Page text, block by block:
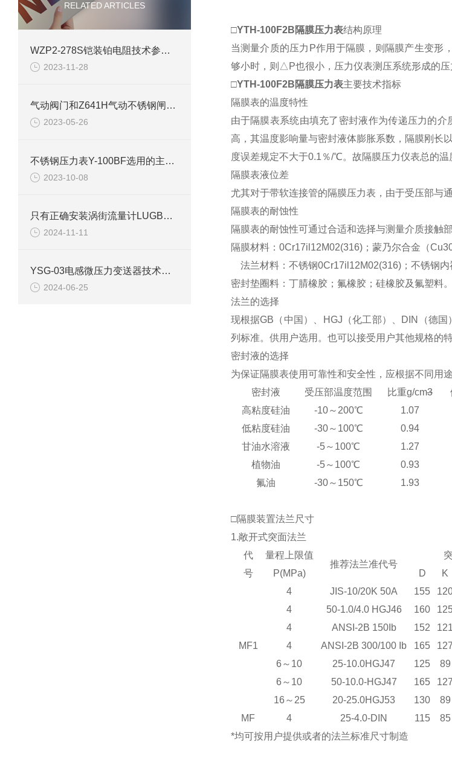
RELATED ARTICLES
WZP2-278S铠装铂电阻技术参数介绍
2023-11-28
气动阀门和Z641H气动不锈钢闸阀的定义
2023-05-26
不锈钢压力表Y-100BF选用的主要依据
2023-10-08
只有正确安装涡街流量计LUGB才能得到效果
2024-11-11
YSG-03电感微压力变送器技术参数
2024-06-25
□YTH-100F2B隔膜压力表结构原理
当测量介质的压力P作用于隔膜，则隔膜产生变
够小时，则△P也很小，压力仪表测压系统形成的压
□YTH-100F2B隔膜压力表主要技术指标
隔膜表的温度特性
由于隔膜表系统由填充了密封液作为传递压力的
高，其温度影响量与密封液体膨胀系数，隔膜刚长
度误差规定不大于0.1％/℃。故隔膜压力仪表总的温
隔膜表液位差
尤其对于带软连接管的隔膜压力表，由于受压部与
隔膜表的耐蚀性
隔膜表的耐蚀性可通过合适和选择与测量介质接触
隔膜材料：0Cr17il12M02(316)；蒙乃尔合金（
法兰材料：不锈钢0Cr17il12M02(316)；不锈钢内
密封垫圈料：丁腈橡胶；氟橡胶；硅橡胶及氟塑料。
法兰的选择
现根据GB（中国）、HGJ（化工部）、DIN（德
列标准。供用户选用。也可以接受用户其他规格的特
密封液的选择
为保证隔膜表使用可靠性和安全性，应根据不同用
密封液
受压部温度范围 比重g/cm3
高粘度硅油
-10～200℃ 1.07
低粘度硅油
-30～100℃ 0.94
甘油水溶液
-5～100℃ 1.27
植物油
-5～100℃ 0.93
氟油
-30～150℃ 1.93
□隔膜装置法兰尺寸
1.敞开式突面法兰
代
号
量程上限值
P(MPa)
推荐法兰准代号
D
K
MF1
4 JIS-10/20K 50A 155
4
50-1.0/4.0 HGJ46 160
4
ANSI-2B 150Ib 152 121
4
ANSI-2B 300/100 Ib 165 127
6～10
25-10.0HGJ47 125 89
6～10
50-10.0-HGJ47 165 127
16～25
20-25.0HGJ53 130 89
MF
4 25-4.0-DIN 115 85
*均可按用户提供或者的法兰标准尺寸制造